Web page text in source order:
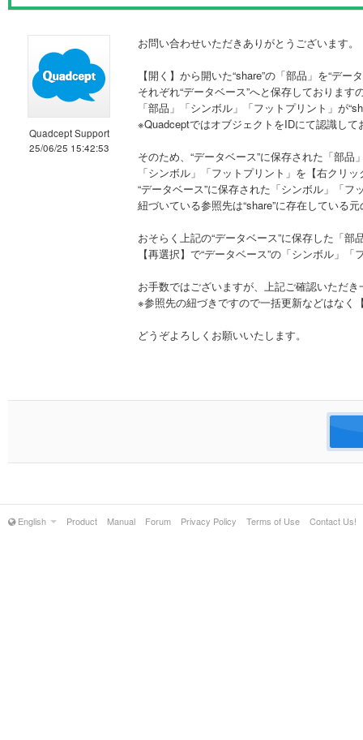
Quadcept Support
25/06/25 15:42:53
お問い合わせいただきありがとうございます。
【開く】から開いた“share”の「部品」を“デ
それぞれ“データベース”へと保存しております
「部品」「シンボル」「フットプリント」が
※QuadceptではオブジェクトをIDにて認識して
そのため、“データベース”に保存された「部品
「シンボル」「フットプリント」を【右クリ
“データベース”に保存された「シンボル」「
紐づいている参照先は“share”に存在している
おそらく上記の“データベース”に保存した「部
【再選択】で“データベース”の「シンボル」
お手数ではございますが、上記ご確認いただ
※参照先の紐づきですので一括更新などはなく
どうぞよろしくお願いいたします。
English Product Manual Forum Privacy Policy Terms of Use Contact Us!